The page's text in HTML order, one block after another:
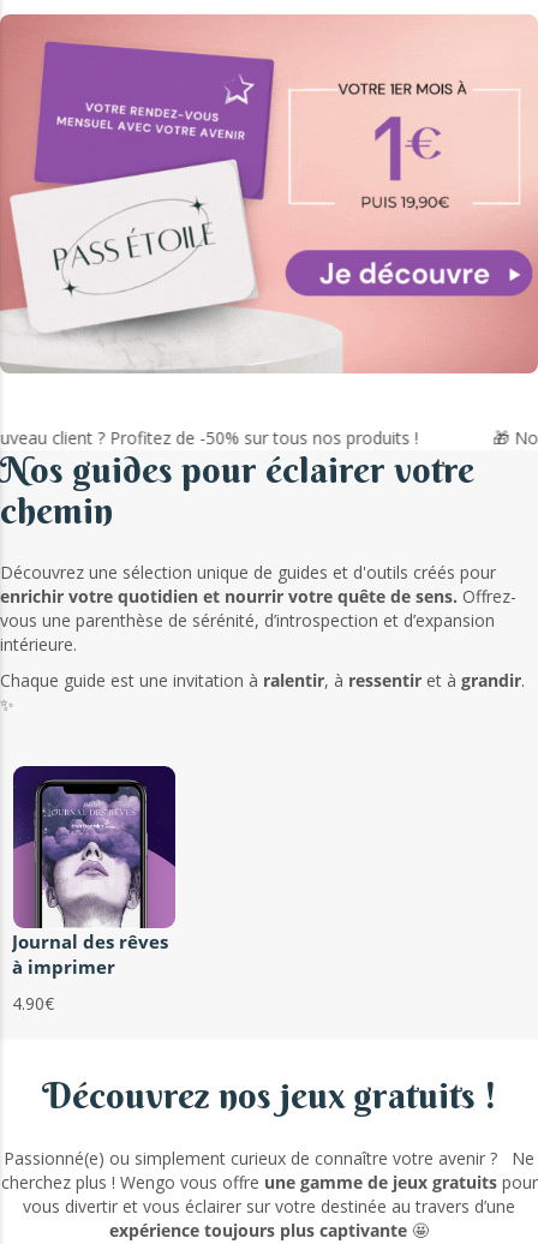
client ? Profitez de -50% sur tous nos produits ! 🎁
Nos guides pour éclairer votre
chemin
Découvrez une sélection unique de guides et d'outils créés pour
enrichir votre quotidien et nourrir votre quête de sens. Offrez-
vous une parenthèse de sérénité, d’introspection et d’expansion
intérieure.
Chaque guide est une invitation à ralentir, à ressentir et à grandir.
✨
Journal des rêves
à imprimer
4.90€
Découvrez nos jeux gratuits !
Passionné(e) ou simplement curieux de connaître votre avenir ? Ne
cherchez plus ! Wengo vous offre une gamme de jeux gratuitspour
vous divertir et vous éclairer sur votre destinée au travers d’une
expérience toujours plus captivante 🤩